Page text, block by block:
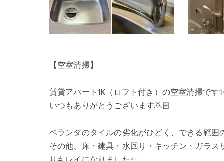
【空室清掃】
賃貸アパート1K（ロフト付き）の空室清掃です
いつもありがとうございます🙇🏻
ベランダのタイルの劣化がひどく、できる範
その他、床・建具・水回り・キッチン・ガラ